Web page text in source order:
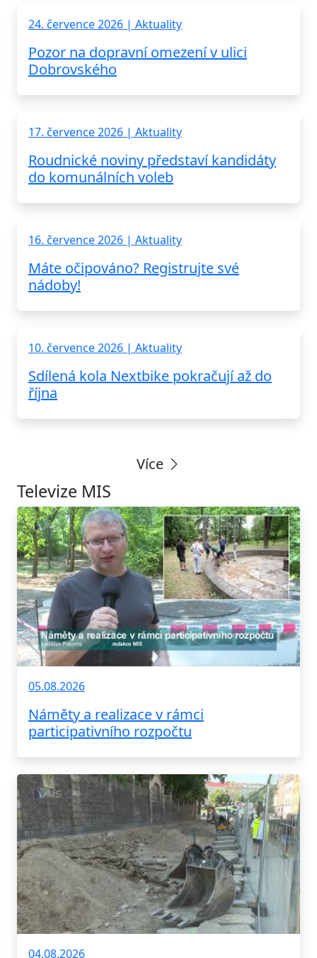
24. července 2026 | Aktuality
Pozor na dopravní omezení v ulici
Dobrovského
17. července 2026 | Aktuality
Roudnické noviny představí kandidáty
do komunálních voleb
16. července 2026 | Aktuality
Máte očipováno? Registrujte své
nádoby!
10. července 2026 | Aktuality
Sdílená kola Nextbike pokračují až do
října
Více
Televize MIS
05.08.2026
Náměty a realizace v rámci
participativního rozpočtu
04.08.2026